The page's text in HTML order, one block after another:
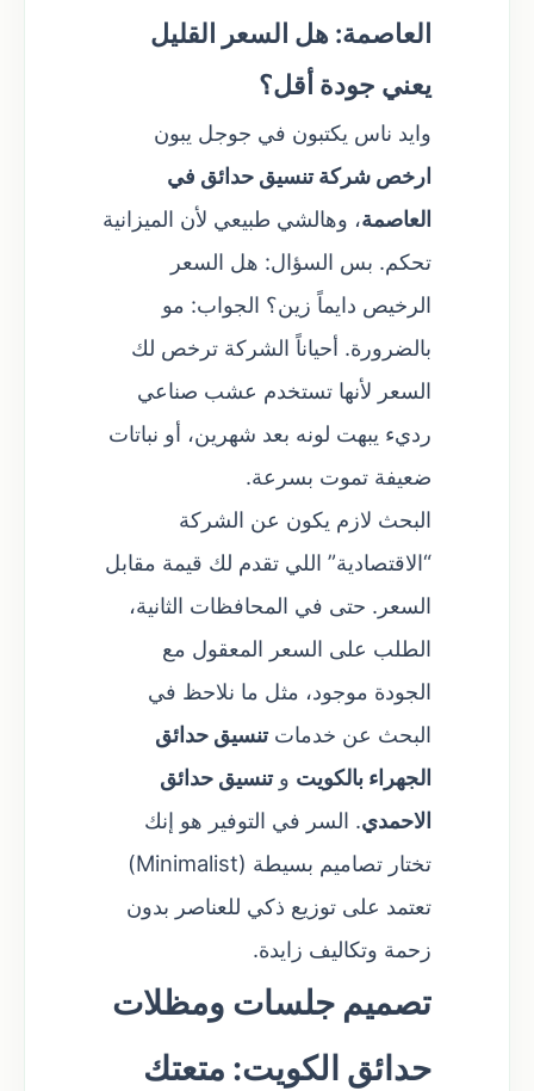
العاصمة: هل السعر القليل
يعني جودة أقل؟
وايد ناس يكتبون في جوجل يبون
ارخص شركة تنسيق حدائق في
العاصمة، وهالشي طبيعي لأن الميزانية
تحكم. بس السؤال: هل السعر
الرخيص دايماً زين؟ الجواب: مو
بالضرورة. أحياناً الشركة ترخص لك
السعر لأنها تستخدم عشب صناعي
رديء يبهت لونه بعد شهرين، أو نباتات
ضعيفة تموت بسرعة.
البحث لازم يكون عن الشركة
“الاقتصادية” اللي تقدم لك قيمة مقابل
السعر. حتى في المحافظات الثانية،
الطلب على السعر المعقول مع
الجودة موجود، مثل ما نلاحظ في
البحث عن خدماتتنسيق حدائق
الجهراء بالكويت وتنسيق حدائق
الاحمدي. السر في التوفير هو إنك
تختار تصاميم بسيطة (Minimalist)
تعتمد على توزيع ذكي للعناصر بدون
زحمة وتكاليف زايدة.
تصميم جلسات ومظلات
حدائق الكويت: متعتك